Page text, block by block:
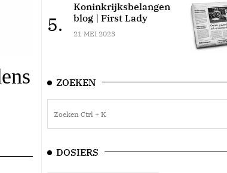
5.
Koninkrijksbelangen
blog | First Lady
21 MEI 2023
ZOEKEN
DOSIERS